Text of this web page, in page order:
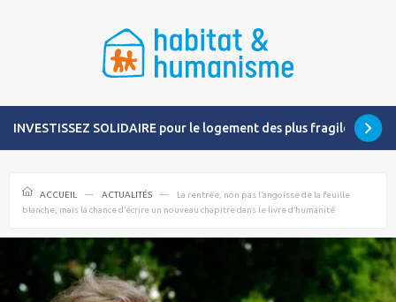
INVESTISSEZ SOLIDAIRE pour le logement des plus fragiles
ACCUEIL ACTUALITÉS
La rentrée, non pas l’angoisse de la feuille
blanche, mais la chance d’écrire un nouveau chapitre dans le livre d’humanité